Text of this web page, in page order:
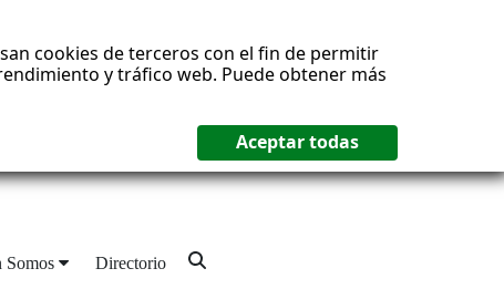
cookies de terceros con el fin de permitir
y tráfico web. Puede obtener más
Somos Directorio